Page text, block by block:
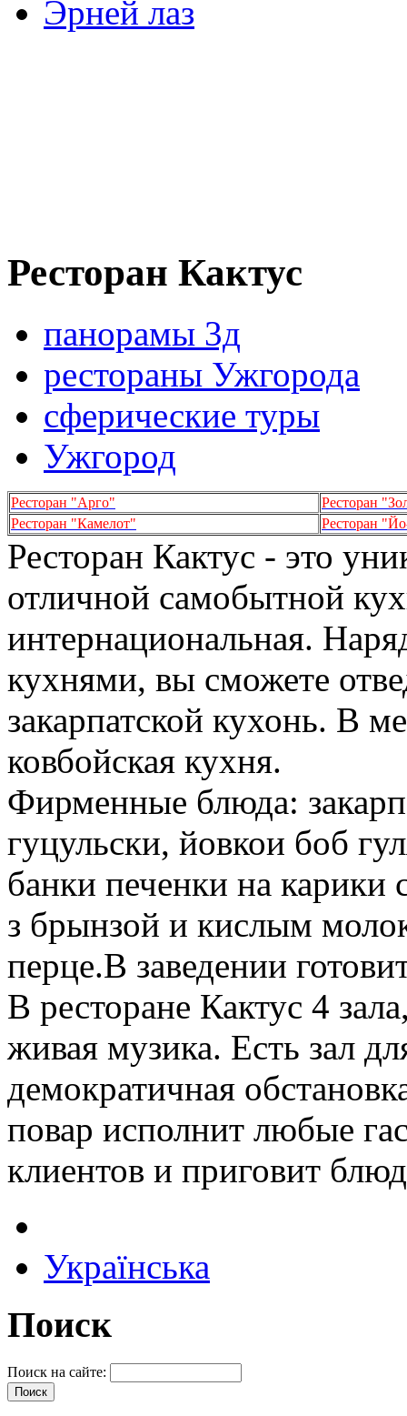
Эрней лаз
Ресторан Кактус
панорамы 3д
рестораны Ужгорода
сферические туры
Ужгород
Ресторан "Арго"
Ресторан
Ресторан "Камелот"
Ресторан
Ресторан Кактус - это
отличной самобытной
интернациональная.
кухнями, вы сможете
закарпатской кухонь. В
ковбойская кухня.
Фирменные блюда:
гуцульски, йовкои боб
банки печенки на
з брынзой и кислым
перце.В заведении
В ресторане Кактус 4
живая музика. Есть зал
демократичная
повар исполнит любые
клиентов и приговит
Українська
Поиск
Поиск на сайте: